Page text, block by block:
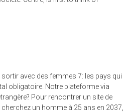
avec des femmes 7: les pays qui
obligatoire. Notre plateforme via
Pour rencontrer un site de
un homme à 25 ans en 2037,